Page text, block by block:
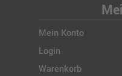
Mein Konto
Login
Warenkorb